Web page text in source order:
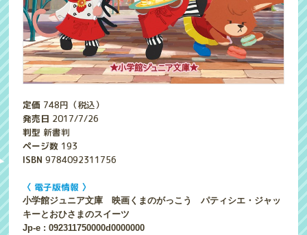
定価 748円（税込）
発売日 2017/7/26
判型 新書判
ページ数 193
ISBN9784092311756
〈 電子版情報 〉
小学館ジュニア文庫 映画くまのがっこう パティシエ・ジャッ
キーとおひさまのスイーツ
Jp-e : 092311750000d0000000